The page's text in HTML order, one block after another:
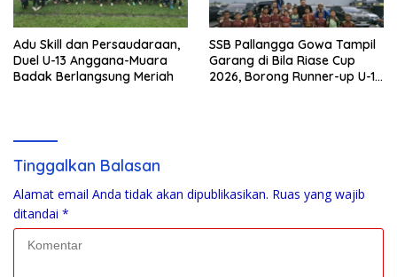
Adu Skill dan Persaudaraan,
Duel U-13 Anggana-Muara
Badak Berlangsung Meriah
SSB Pallangga Gowa Tampil
Garang di Bila Riase Cup
2026, Borong Runner-up U-10
Tinggalkan Balasan
Alamat email Anda tidak akan dipublikasikan. Ruas yang wajib
ditandai *